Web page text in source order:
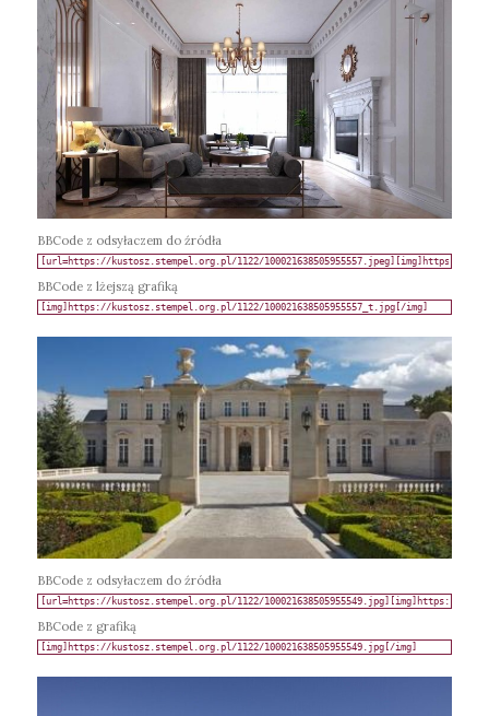
BBCode z odsyłaczem do źródła
BBCode z lżejszą grafiką
BBCode z odsyłaczem do źródła
BBCode z grafiką